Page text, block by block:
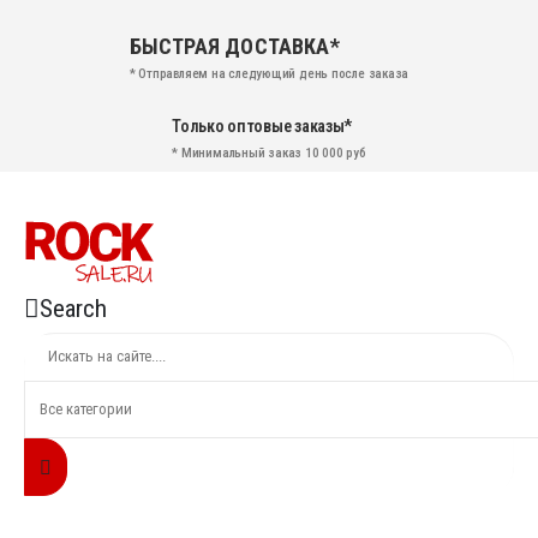
БЫСТРАЯ ДОСТАВКА*
* Отправляем на следующий день после заказа
Только оптовые заказы*
* Минимальный заказ 10 000 руб
Search